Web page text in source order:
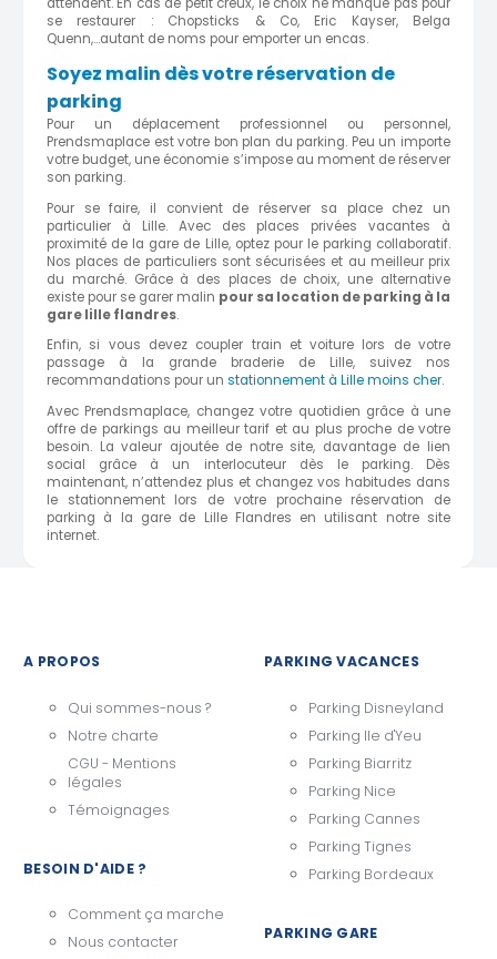
se restaurer : Chopsticks & Co, Eric Kayser, Belga
Quenn,...autant de noms pour emporter un encas.
Soyez malin dès votre réservation de
parking
Pour un déplacement professionnel ou personnel,
Prendsmaplace est votre bon plan du parking. Peu un importe
votre budget, une économie s’impose au moment de réserver
son parking.
Pour se faire, il convient de réserver sa place chez un
particulier à Lille. Avec des places privées vacantes à
proximité de la gare de Lille, optez pour le parking collaboratif.
Nos places de particuliers sont sécurisées et au meilleur prix
du marché. Grâce à des places de choix, une alternative
existe pour se garer malin pour sa location de parking à la
gare lille flandres.
Enfin, si vous devez coupler train et voiture lors de votre
passage à la grande braderie de Lille, suivez nos
recommandations pour un stationnement à Lille moins cher.
Avec Prendsmaplace, changez votre quotidien grâce à une
offre de parkings au meilleur tarif et au plus proche de votre
besoin. La valeur ajoutée de notre site, davantage de lien
social grâce à un interlocuteur dès le parking. Dès
maintenant, n’attendez plus et changez vos habitudes dans
le stationnement lors de votre prochaine réservation de
parking à la gare de Lille Flandres en utilisant notre site
internet.
A PROPOS
Qui sommes-nous ?
Notre charte
CGU - Mentions
légales
Témoignages
BESOIN D'AIDE ?
Comment ça marche
Nous contacter
PARKING VACANCES
Parking Disneyland
Parking Ile d'Yeu
Parking Biarritz
Parking Nice
Parking Cannes
Parking Tignes
Parking Bordeaux
PARKING GARE